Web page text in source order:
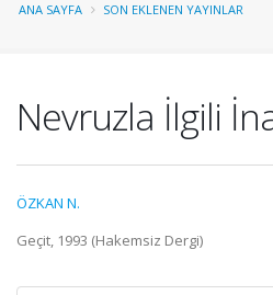
ANA SAYFA SON EKLENEN YAYINLAR
Nevruzla İlgili
ÖZKAN N.
Geçit, 1993 (Hakemsiz Dergi)